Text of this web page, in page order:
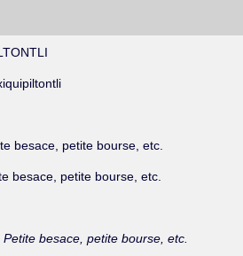
besace, petite bourse, etc.
besace, petite bourse, etc.
Petite besace, petite bourse, etc.